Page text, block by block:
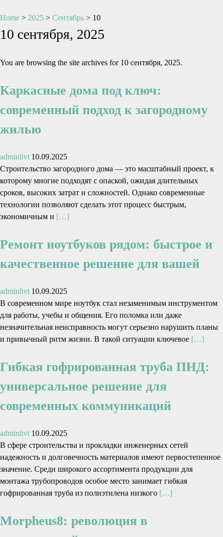
Home > 2025 > Сентябрь > 10
10 сентября, 2025
You are browsing the site archives for 10 сентября, 2025.
Каркасные дома под ключ:
современный подход к загородному
жилью
adminlivt 10.09.2025
Строительство загородного дома — это масштабный проект, к
которому многие подходят с опаской, ожидая длительных
сроков, высоких затрат и сложностей. Однако современные
технологии позволяют сделать этот процесс быстрым,
экономичным и […]
Ремонт ноутбуков рядом: быстрое и
качественное решение для вашей
adminlivt 10.09.2025
В современном мире ноутбук стал незаменимым инструментом
для работы, учебы и общения. Его поломка или даже
незначительная неисправность могут серьезно нарушить планы
и привычный ритм жизни. В такой ситуации ключевое […]
Гибкая гофрированная труба ПНД:
универсальное решение для
современных коммуникаций
adminlivt 10.09.2025
В сфере строительства и прокладки инженерных сетей
надежность и долговечность материалов имеют первостепенное
значение. Среди широкого ассортимента продукции для
монтажа трубопроводов особое место занимает гибкая
гофрированная труба из полиэтилена низкого […]
Morpheus8: революция в